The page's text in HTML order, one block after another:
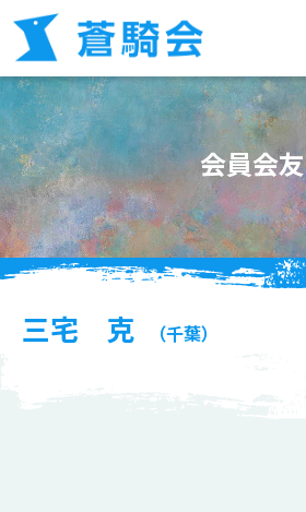
ホーム
蒼騎会とは
蒼騎展
支部
展覧会トピックス
会員会友
三宅 克 （千葉）